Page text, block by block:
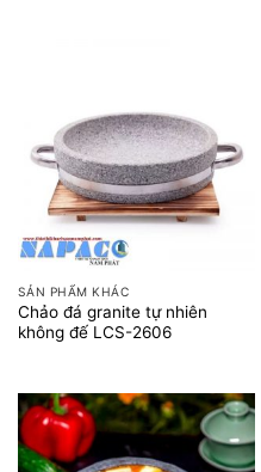
SẢN PHẨM KHÁC
Chảo đá granite tự nhiên
không đế LCS-2606